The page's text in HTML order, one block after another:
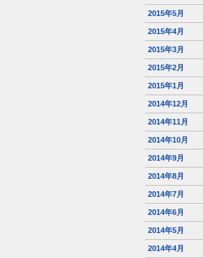
2015年5月
2015年4月
2015年3月
2015年2月
2015年1月
2014年12月
2014年11月
2014年10月
2014年9月
2014年8月
2014年7月
2014年6月
2014年5月
2014年4月